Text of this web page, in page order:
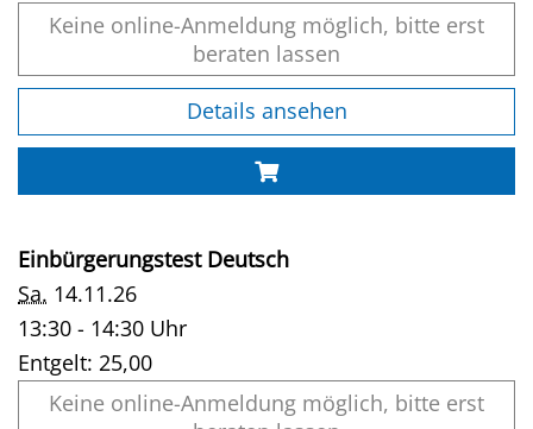
Keine online-Anmeldung möglich, bitte erst
beraten lassen
Details ansehen
Einbürgerungstest Deutsch
Sa. 14.11.26
13:30 - 14:30 Uhr
Entgelt: 25,00
Keine online-Anmeldung möglich, bitte erst